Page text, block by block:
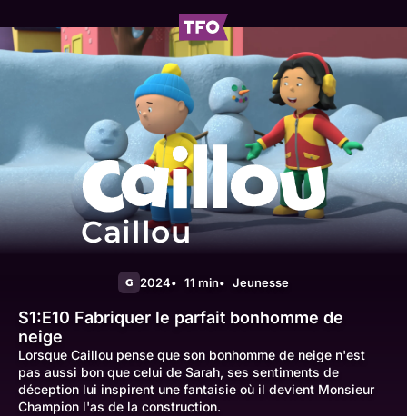
Caillou
G 2024 11 min Jeunesse
S1:E10 Fabriquer le parfait bonhomme de
neige
Lorsque Caillou pense que son bonhomme de neige n'est
pas aussi bon que celui de Sarah, ses sentiments de
déception lui inspirent une fantaisie où il devient Monsieur
Champion l'as de la construction.